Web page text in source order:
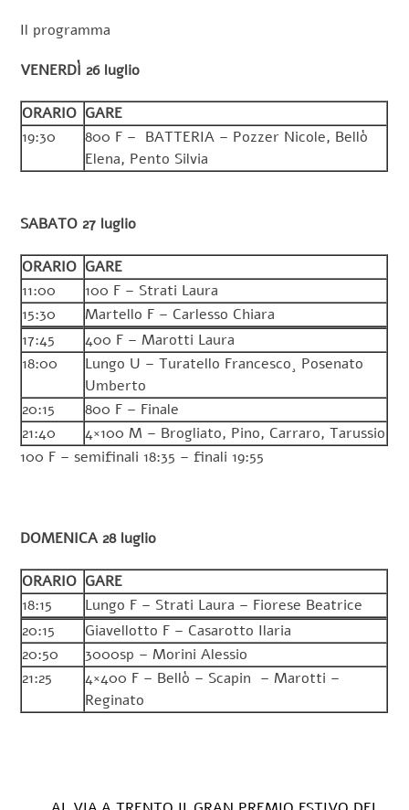
Il programma
VENERDÌ 26 luglio
ORARIO GARE
19:30
800 F – BATTERIA – Pozzer Nicole, Bellò
Elena, Pento Silvia
SABATO 27 luglio
ORARIO GARE
11:00
100 F – Strati Laura
15:30
Martello F – Carlesso Chiara
17:45
400 F – Marotti Laura
18:00
Lungo U – Turatello Francesco¸ Posenato
Umberto
20:15
800 F – Finale
21:40
4×100 M – Brogliato, Pino, Carraro, Tarussio
100 F – semifinali 18:35 – finali 19:55
DOMENICA 28 luglio
ORARIO GARE
18:15
Lungo F – Strati Laura – Fiorese Beatrice
20:15
Giavellotto F – Casarotto Ilaria
20:50
3000sp – Morini Alessio
21:25
4×400 F – Bellò – Scapin – Marotti –
Reginato